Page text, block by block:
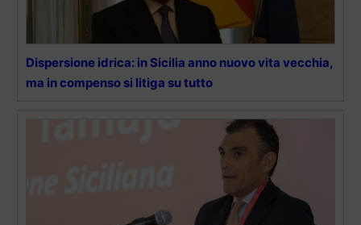
Dispersione idrica: in Sicilia anno nuovo vita vecchia,
ma in compenso si litiga su tutto